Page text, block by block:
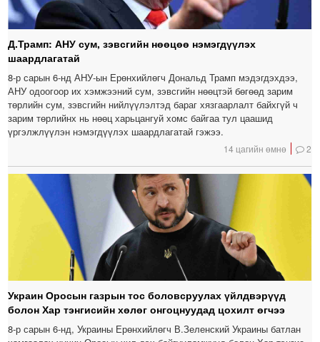
Д.Трамп: АНУ сум, зэвсгийн нөөцөө нэмэгдүүлэх
шаардлагатай
8-р сарын 6-нд АНУ-ын Ерөнхийлөгч Дональд Трамп мэдэгдэхдээ,
АНУ одоогоор их хэмжээний сум, зэвсгийн нөөцтэй бөгөөд зарим
төрлийн сум, зэвсгийн нийлүүлэлтэд бараг хязгаарлалт байхгүй ч
зарим төрлийнх нь нөөц харьцангуй хомс байгаа тул цаашид
үргэлжлүүлэн нэмэгдүүлэх шаардлагатай гэжээ.
14 цагийн өмнө 2
Украин Оросын газрын тос боловсруулах үйлдвэрүүд
болон Хар тэнгисийн хөлөг онгоцнуудад цохилт өгчээ
8-р сарын 6-нд, Украины Ерөнхийлөгч В.Зеленский Украины батлан ​​